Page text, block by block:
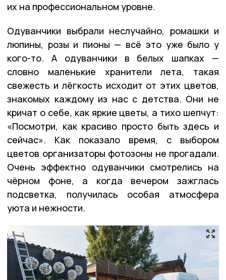
их на профессиональном уровне.
Одуванчики выбрали неслучайно, ромашки и
люпины, розы и пионы — всё это уже было у
кого-то. А одуванчики в белых шапках —
словно маленькие хранители лета, такая
свежесть и лёгкость исходит от этих цветов,
знакомых каждому из нас с детства. Они не
кричат о себе, как яркие цветы, а тихо шепчут:
«Посмотри, как красиво просто быть здесь и
сейчас». Как показало время, с выбором
цветов организаторы фотозоны не прогадали.
Очень эффектно одуванчики смотрелись на
чёрном фоне, а когда вечером зажглась
подсветка, получилась особая атмосфера
уюта и нежности.